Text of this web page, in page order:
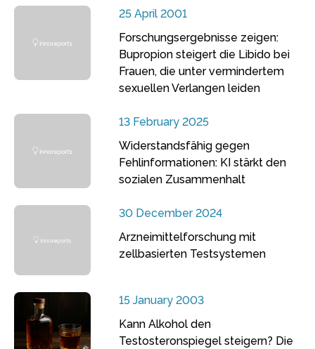
25 April 2001
Forschungsergebnisse zeigen:
Bupropion steigert die Libido bei
Frauen, die unter vermindertem
sexuellen Verlangen leiden
13 February 2025
Widerstandsfähig gegen
Fehlinformationen: KI stärkt den
sozialen Zusammenhalt
30 December 2024
Arzneimittelforschung mit
zellbasierten Testsystemen
15 January 2003
Kann Alkohol den
Testosteronspiegel steigern? Die